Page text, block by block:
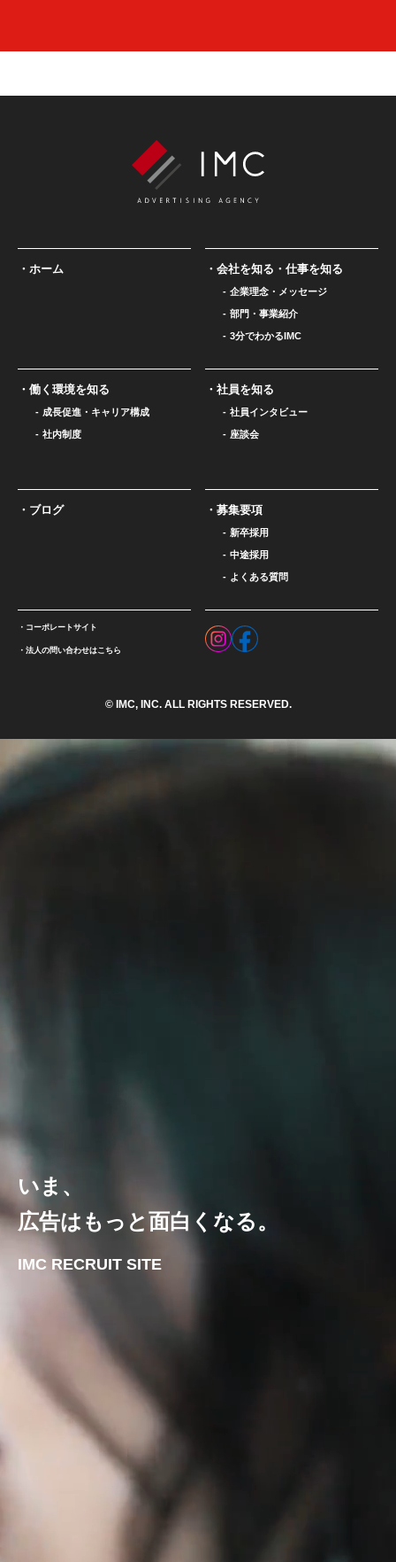
ホーム 会社を知る・仕事を知る
企業理念・メッセージ
部門・事業紹介
3分でわかるIMC
働く環境を知る
成長促進・キャリア構成
社内制度
社員を知る
社員インタビュー
座談会
ブログ 募集要項
新卒採用
中途採用
よくある質問
コーポレートサイト
法人の問い合わせはこちら
© IMC, INC. ALL RIGHTS RESERVED.
いま、
広告はもっと面白くなる。
IMC RECRUIT SITE